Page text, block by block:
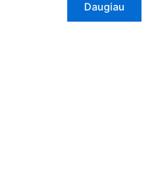
Daugiau